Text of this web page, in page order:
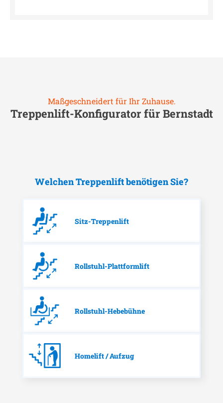
Maßgeschneidert für Ihr Zuhause.
Treppenlift-Konfigurator fürBernstadt
Welchen Treppenlift benötigen Sie?
Sitz-Treppenlift
Rollstuhl-Plattformlift
Rollstuhl-Hebebühne
Homelift / Aufzug